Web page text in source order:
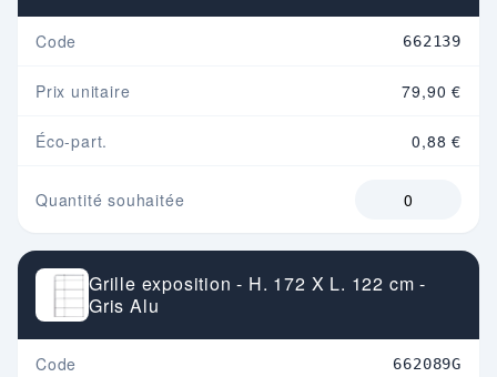
Code 662139
Prix unitaire 79,90 €
Éco-part. 0,88 €
Quantité souhaitée
Grille exposition - H. 172 X L. 122 cm -
Gris Alu
Code 662089G